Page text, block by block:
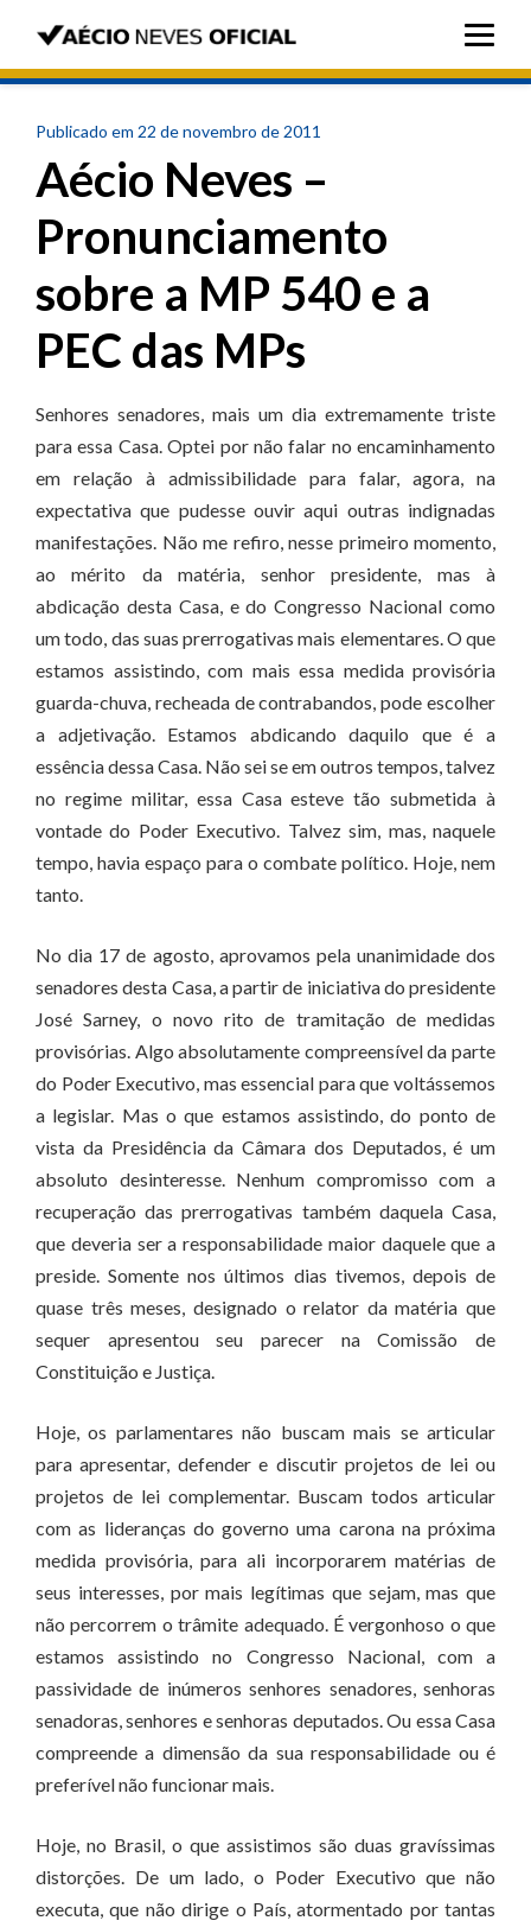
Publicado em 22 de novembro de 2011
Aécio Neves –
Pronunciamento
sobre a MP 540 e a
PEC das MPs
Senhores senadores, mais um dia extremamente triste
para essa Casa. Optei por não falar no encaminhamento
em relação à admissibilidade para falar, agora, na
expectativa que pudesse ouvir aqui outras indignadas
manifestações. Não me refiro, nesse primeiro momento,
ao mérito da matéria, senhor presidente, mas à
abdicação desta Casa, e do Congresso Nacional como
um todo, das suas prerrogativas mais elementares. O que
estamos assistindo, com mais essa medida provisória
guarda-chuva, recheada de contrabandos, pode escolher
a adjetivação. Estamos abdicando daquilo que é a
essência dessa Casa. Não sei se em outros tempos, talvez
no regime militar, essa Casa esteve tão submetida à
vontade do Poder Executivo. Talvez sim, mas, naquele
tempo, havia espaço para o combate político. Hoje, nem
tanto.
No dia 17 de agosto, aprovamos pela unanimidade dos
senadores desta Casa, a partir de iniciativa do presidente
José Sarney, o novo rito de tramitação de medidas
provisórias. Algo absolutamente compreensível da parte
do Poder Executivo, mas essencial para que voltássemos
a legislar. Mas o que estamos assistindo, do ponto de
vista da Presidência da Câmara dos Deputados, é um
absoluto desinteresse. Nenhum compromisso com a
recuperação das prerrogativas também daquela Casa,
que deveria ser a responsabilidade maior daquele que a
preside. Somente nos últimos dias tivemos, depois de
quase três meses, designado o relator da matéria que
sequer apresentou seu parecer na Comissão de
Constituição e Justiça.
Hoje, os parlamentares não buscam mais se articular
para apresentar, defender e discutir projetos de lei ou
projetos de lei complementar. Buscam todos articular
com as lideranças do governo uma carona na próxima
medida provisória, para ali incorporarem matérias de
seus interesses, por mais legítimas que sejam, mas que
não percorrem o trâmite adequado. É vergonhoso o que
estamos assistindo no Congresso Nacional, com a
passividade de inúmeros senhores senadores, senhoras
senadoras, senhores e senhoras deputados. Ou essa Casa
compreende a dimensão da sua responsabilidade ou é
preferível não funcionar mais.
Hoje, no Brasil, o que assistimos são duas gravíssimas
distorções. De um lado, o Poder Executivo que não
executa, que não dirige o País, atormentado por tantas